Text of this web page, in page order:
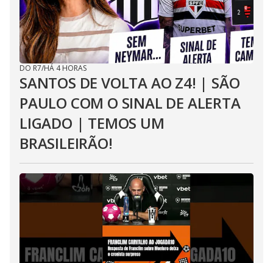
DO R7/HÁ 4 HORAS
SANTOS DE VOLTA AO Z4! | SÃO
PAULO COM O SINAL DE ALERTA
LIGADO | TEMOS UM
BRASILEIRÃO!